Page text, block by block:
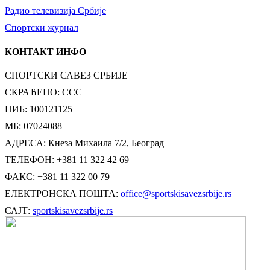
Радио телевизија Србије
Спортски журнал
КОНТАКТ ИНФО
СПОРТСКИ САВЕЗ СРБИЈЕ
СКРАЋЕНО: ССС
ПИБ: 100121125
МБ: 07024088
АДРЕСА: Кнеза Михаила 7/2, Београд
ТЕЛЕФОН: +381 11 322 42 69
ФАКС: +381 11 322 00 79
ЕЛЕКТРОНСКА ПОШТА: office@sportskisavezsrbije.rs
САЈТ: sportskisavezsrbije.rs